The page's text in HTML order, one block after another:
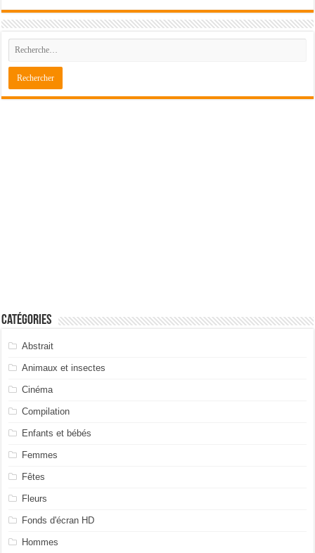
Catégories
Abstrait
Animaux et insectes
Cinéma
Compilation
Enfants et bébés
Femmes
Fêtes
Fleurs
Fonds d'écran HD
Hommes